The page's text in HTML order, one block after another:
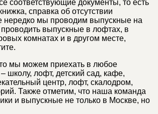
соответствующие документы, то есть
справка об отсутствии
нередко мы проводим выпускные на
выпускные в лофтах, в
комнатах и в другом месте,
мы можем приехать в любое
школу, лофт, детский сад, кафе,
центр, лофт, скалодром,
Также отметим, что наша команда
и выпускные не только в Москве, но